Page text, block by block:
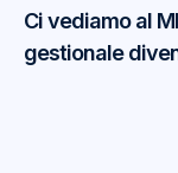
Ci vediamo al
gestionale